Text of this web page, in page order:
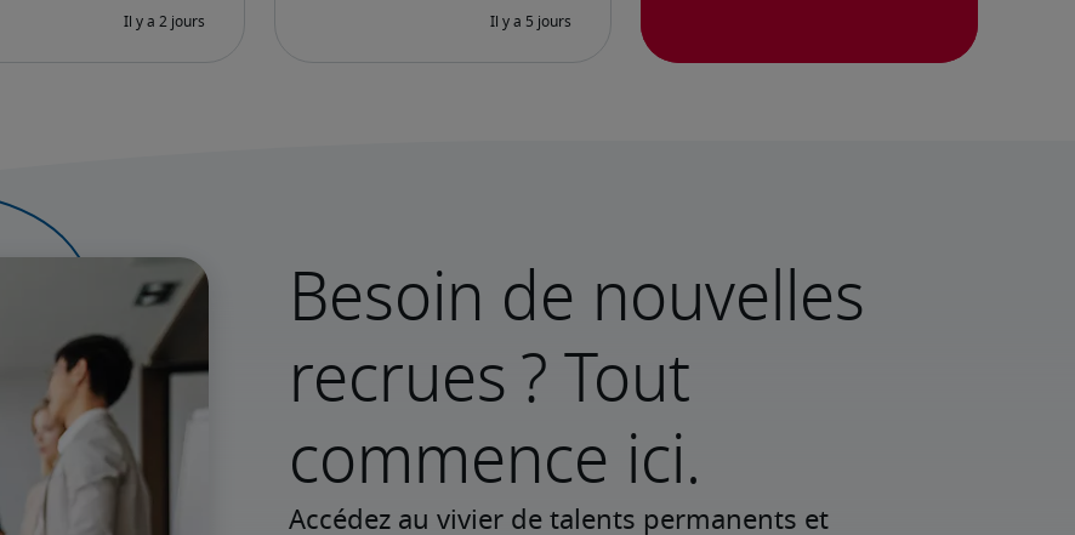
Besoin de nouvelles
recrues ? Tout
commence ici.
Accédez au vivier de talents permanents et